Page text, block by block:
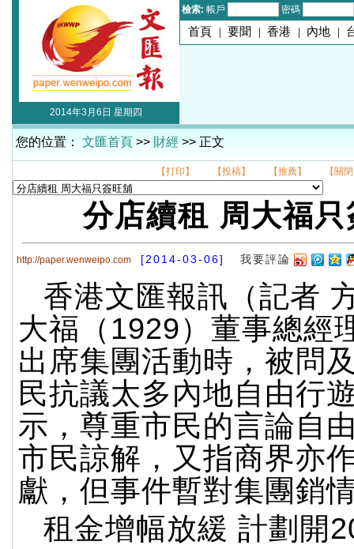
檢索: 帳戶 密碼
首頁 | 要聞 | 香港 | 內地 |
2014年3月6日 星期四
您的位置： 文匯首頁 >> 財經 >> 正文
【打印】 【投稿】 【推薦】 【關
分店續租 周大福只
http://paper.wenweipo.com [2014-03-06] 我要評論
香港文匯報訊（記者
大福（1929）董事總經
出席集團活動時，被問
民抗議太多內地自由行
示，尊重市民的言論自
市民諒解，又指商界亦
獻，但事件暫對集團銷
租金增幅放緩 計劃開